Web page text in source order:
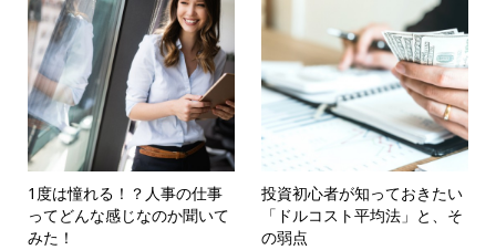
1度は憧れる！？人事の仕事
ってどんな感じなのか聞いて
みた！
投資初心者が知っておきたい
「ドルコスト平均法」と、そ
の弱点